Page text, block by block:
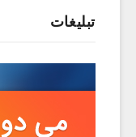
تبلیغات